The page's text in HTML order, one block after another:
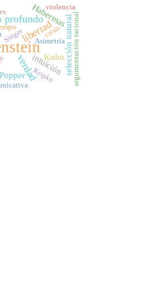
libertad
verdad
profundoHabermas
intuiciónselección natural
Kuhn
Popper
crisis argumentación racional
Asimetría
Singer
Kripke
violencia